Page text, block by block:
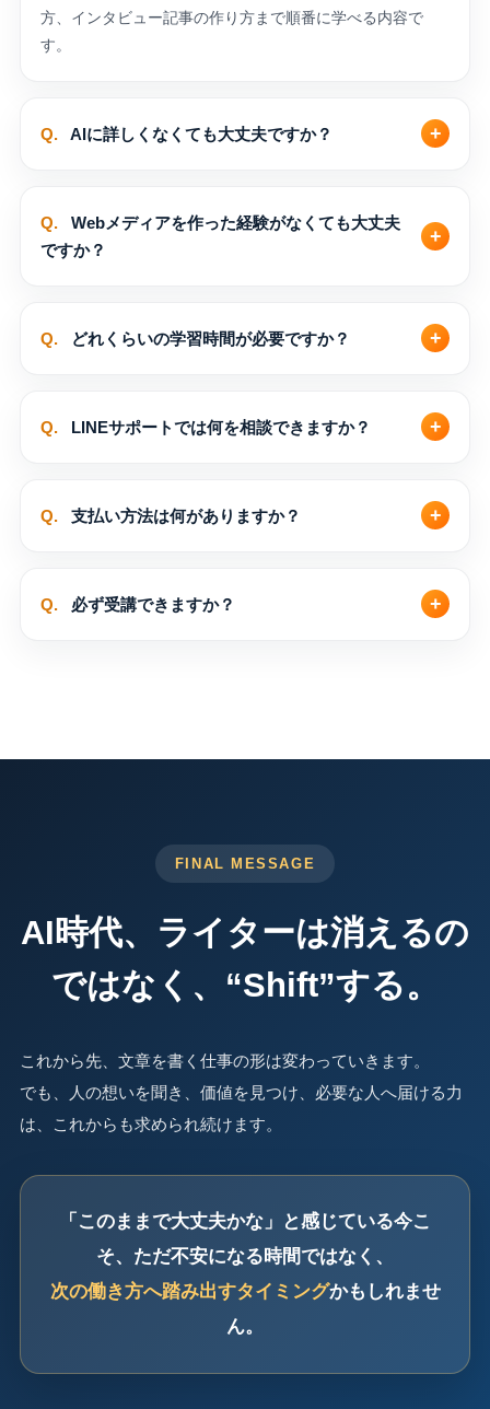
方、インタビュー記事の作り方まで順番に学べる内容で
す。
Q. AIに詳しくなくても大丈夫ですか？
Q.
Webメディアを作った経験がなくても大丈夫
ですか？
Q. どれくらいの学習時間が必要ですか？
Q. LINEサポートでは何を相談できますか？
Q. 支払い方法は何がありますか？
Q. 必ず受講できますか？
FINAL MESSAGE
AI時代、ライターは消えるの
ではなく、“Shift”する。
これから先、文章を書く仕事の形は変わっていきます。
でも、人の想いを聞き、価値を見つけ、必要な人へ届ける力
は、これからも求められ続けます。
「このままで大丈夫かな」と感じている今こ
そ、ただ不安になる時間ではなく、
次の働き方へ踏み出すタイミングかもしれませ
ん。